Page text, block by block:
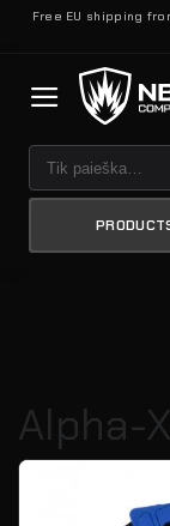
SkipFree EU shipping
Alpha-